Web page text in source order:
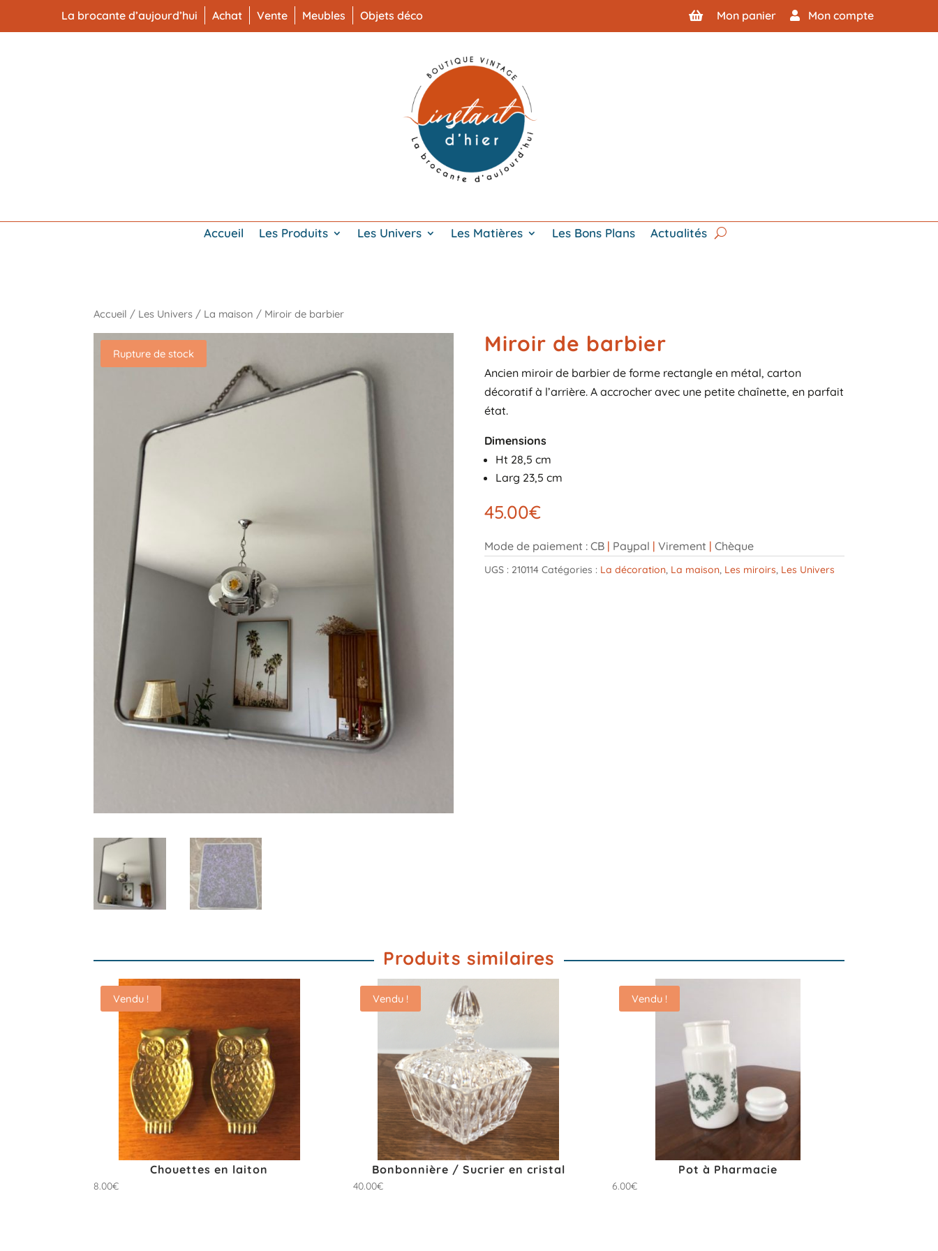
La brocante d’aujourd’hui Achat Vente Meubles Objets déco Mon compte
Mon panier
Accueil Les Produits Les Univers Les Matières Les Bons Plans Actualités
Accueil / Les Univers / La maison / Miroir de barbier
Miroir de barbier
Ancien miroir de barbier de forme rectangle en métal, carton
décoratif à l’arrière. A accrocher avec une petite chaînette, en parfait
état.
Dimensions
Ht 28,5 cm
Larg 23,5 cm
45.00€
Rupture de stock
Mode de paiement : CB | Paypal | Virement | Chèque
UGS : 210114 Catégories : La décoration, La maison, Les miroirs, Les Univers
Produits similaires
Chouettes en laiton
8.00€
Vendu !
Bonbonnière / Sucrier en cristal
40.00€
Vendu !
Pot à Pharmacie
6.00€
Vendu !